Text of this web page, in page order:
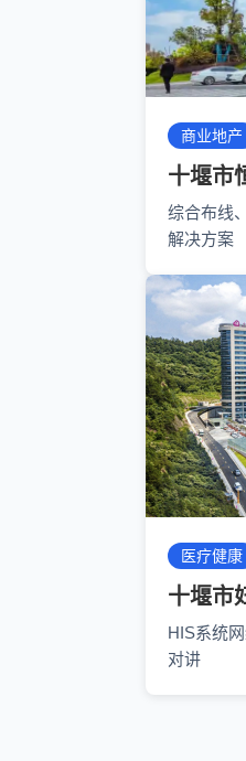
商业地产
十堰市
综合布线
解决方案
医疗健康
十堰市
HIS系统
对讲